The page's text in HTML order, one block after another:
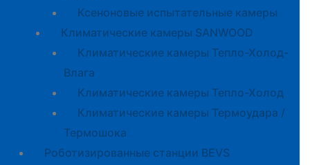
Ксеноновые испытательные камеры
Климатические камеры SANWOOD
Климатические камеры Тепло-Холод-
Влага
Климатические камеры Тепло-Холод
Климатические камеры Термоудара /
Термошока
Роботизированные станции BEVS